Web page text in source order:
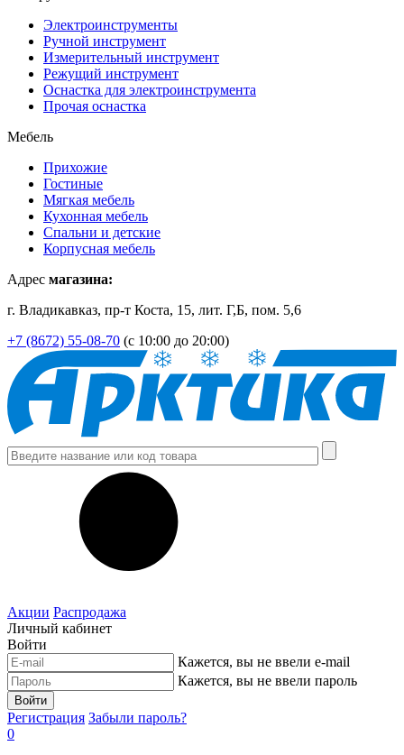
Электроинструменты
Ручной инструмент
Измерительный инструмент
Режущий инструмент
Оснастка для электроинструмента
Прочая оснастка
Мебель
Прихожие
Гостиные
Мягкая мебель
Кухонная мебель
Спальни и детские
Корпусная мебель
Адрес магазина:
г. Владикавказ, пр-т Коста, 15, лит. Г,Б, пом. 5,6
+7 (8672) 55-08-70 (с 10:00 до 20:00)
Акции Распродажа
Личный кабинет
Войти
Кажется, вы не ввели e-mail
Кажется, вы не ввели пароль
Войти
Регистрация Забыли пароль?
0